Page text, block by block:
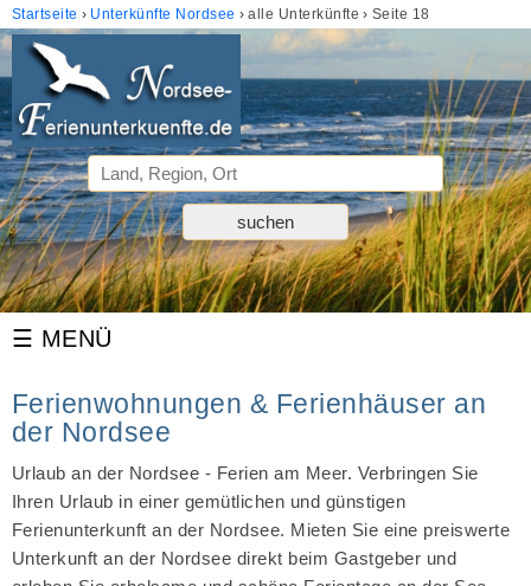
Startseite Unterkünfte Nordsee alle Unterkünfte Seite 18
Ferienwohnungen & Ferienhäuser an
der Nordsee
Urlaub an der Nordsee - Ferien am Meer. Verbringen Sie
Ihren Urlaub in einer gemütlichen und günstigen
Ferienunterkunft an der Nordsee. Mieten Sie eine preiswerte
Unterkunft an der Nordsee direkt beim Gastgeber und